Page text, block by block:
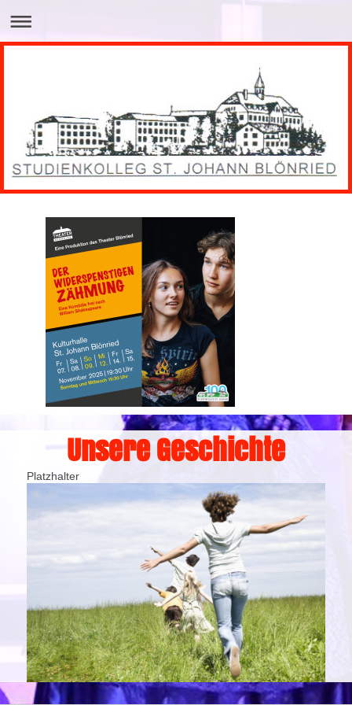
Unsere Geschichte
Platzhalter